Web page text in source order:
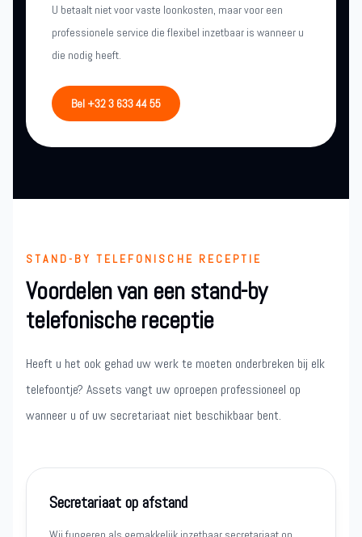
U betaalt niet voor vaste loonkosten, maar voor een
professionele service die flexibel inzetbaar is wanneer u
die nodig heeft.
Bel +32 3 633 44 55
STAND-BY TELEFONISCHE RECEPTIE
Voordelen van een stand-by
telefonische receptie
Heeft u het ook gehad uw werk te moeten onderbreken bij elk
telefoontje? Assets vangt uw oproepen professioneel op
wanneer u of uw secretariaat niet beschikbaar bent.
Secretariaat op afstand